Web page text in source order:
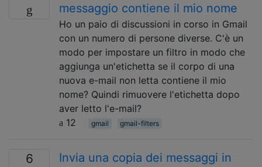
messaggio contiene il mio nome
Ho un paio di discussioni in corso in Gmail
con un numero di persone diverse. C'è un
modo per impostare un filtro in modo che
aggiunga un'etichetta se il corpo di una
nuova e-mail non letta contiene il mio
nome? Quindi rimuovere l'etichetta dopo
aver letto l'e-mail?
12
gmail gmail-filters
6
Invia una copia dei messaggi in